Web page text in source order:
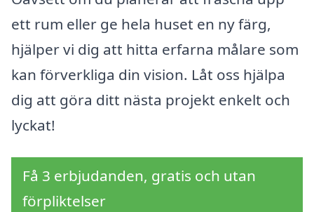
ett rum eller ge hela huset en ny färg,
hjälper vi dig att hitta erfarna målare som
kan förverkliga din vision. Låt oss hjälpa
dig att göra ditt nästa projekt enkelt och
lyckat!
Få 3 erbjudanden, gratis och utan
förpliktelser